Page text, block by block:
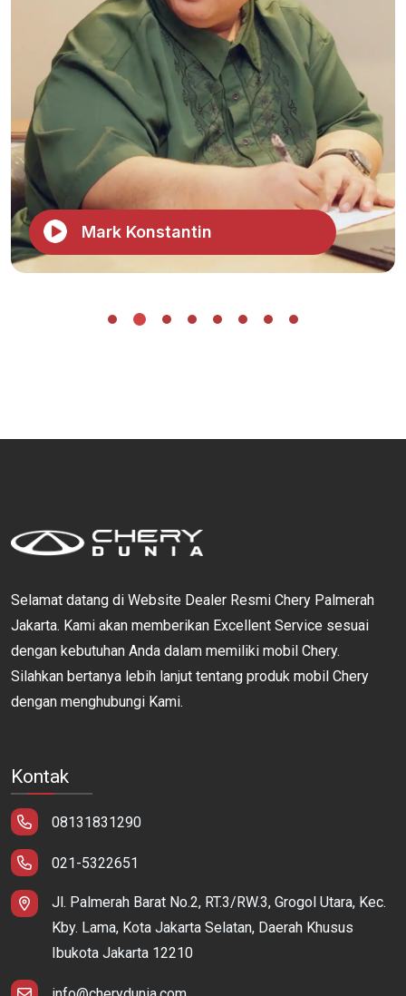
Mark Konstantin
Selamat datang di Website Dealer Resmi Chery Palmerah
Jakarta. Kami akan memberikan Excellent Service sesuai
dengan kebutuhan Anda dalam memiliki mobil Chery.
Silahkan bertanya lebih lanjut tentang produk mobil Chery
dengan menghubungi Kami.
Kontak
08131831290
021-5322651
Jl. Palmerah Barat No.2, RT.3/RW.3, Grogol Utara, Kec.
Kby. Lama, Kota Jakarta Selatan, Daerah Khusus
Ibukota Jakarta 12210